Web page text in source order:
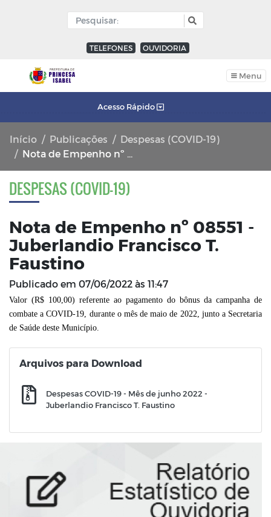
TELEFONES OUVIDORIA
Menu
Acesso Rápido
Início Publicações
Despesas (COVID-19)
Nota de Empenho nº 08551 - Juberlandio Francisco T. Faustino
DESPESAS (COVID-19)
Nota de Empenho nº 08551 -
Juberlandio Francisco T.
Faustino
Publicado em 07/06/2022 às 11:47
Valor (R$ 100,00) referente ao pagamento do bônus da campanha de
combate a COVID-19, durante o mês de maio de 2022, junto a Secretaria
de Saúde deste Município.
Arquivos para Download
Despesas COVID-19 - Mês de junho 2022 -
Juberlandio Francisco T. Faustino